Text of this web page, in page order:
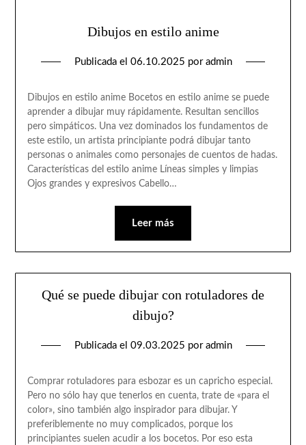
Dibujos en estilo anime
Publicada el 06.10.2025 por admin
Dibujos en estilo anime Bocetos en estilo anime se puede
aprender a dibujar muy rápidamente. Resultan sencillos
pero simpáticos. Una vez dominados los fundamentos de
este estilo, un artista principiante podrá dibujar tanto
personas o animales como personajes de cuentos de hadas.
Características del estilo anime Líneas simples y limpias
Ojos grandes y expresivos Cabello…
Leer más
Qué se puede dibujar con rotuladores de
dibujo?
Publicada el 09.03.2025 por admin
Comprar rotuladores para esbozar es un capricho especial.
Pero no sólo hay que tenerlos en cuenta, trate de «para el
color», sino también algo inspirador para dibujar. Y
preferiblemente no muy complicados, porque los
principiantes suelen acudir a los bocetos. Por eso esta